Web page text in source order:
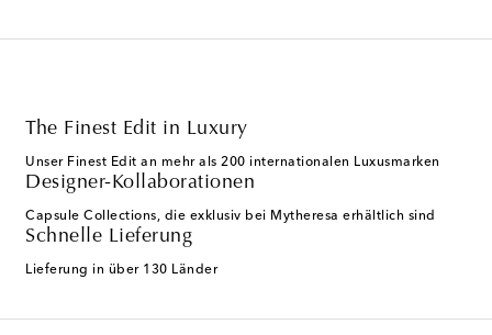
The Finest Edit in Luxury
Unser Finest Edit an mehr als 200 internationalen Luxusmarken
Designer-Kollaborationen
Capsule Collections, die exklusiv bei Mytheresa erhältlich sind
Schnelle Lieferung
Lieferung in über 130 Länder